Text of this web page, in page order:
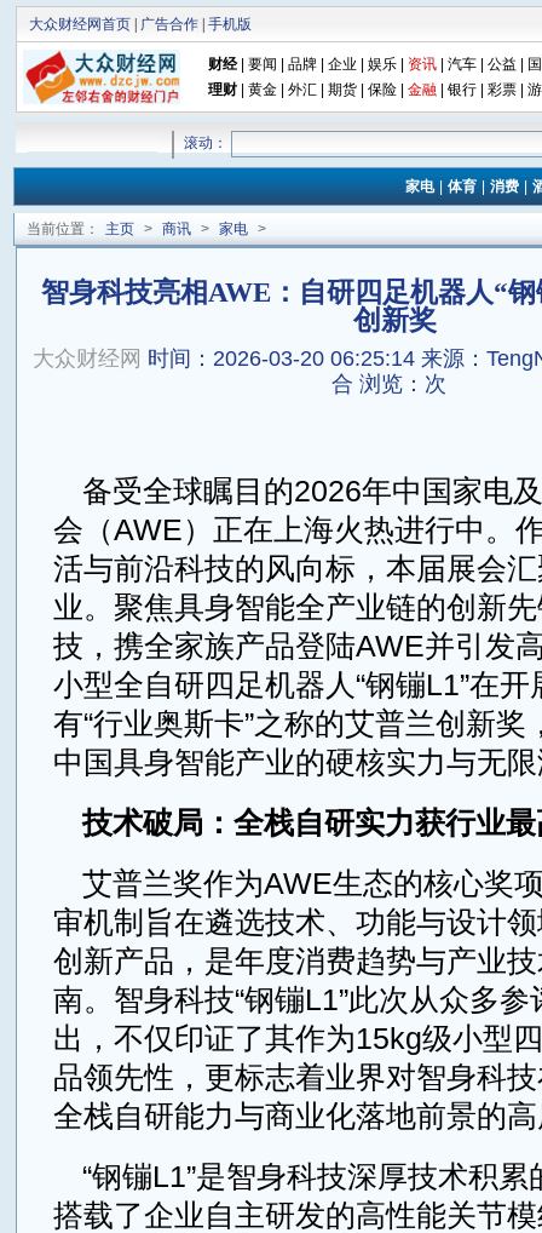
大众财经网首页| 广告合作| 手机版
财经| 要闻 品牌| 企业 娱乐| 资讯| 汽车| 公益
理财| 黄金| 外汇| 期货| 保险| 金融| 银行 彩票|
滚动：
家电|体育|消费|
当前位置： 主页 > 商讯 > 家电 >
智身科技亮相AWE：自研四足机器人“
创新奖
大众财经网 时间：2026-03-20 06:25:14 来源：
合 浏览： 次
备受全球瞩目的2026年中国家电
会（AWE）正在上海火热进行中。
活与前沿科技的风向标，本届展会
业。聚焦具身智能全产业链的创新
技，携全家族产品登陆AWE并引发
小型全自研四足机器人“钢镚L1”在
有“行业奥斯卡”之称的艾普兰创新奖
中国具身智能产业的硬核实力与无
技术破局：全栈自研实力获行业
艾普兰奖作为AWE生态的核心奖
审机制旨在遴选技术、功能与设计
创新产品，是年度消费趋势与产业
南。智身科技“钢镚L1”此次从众多
出，不仅印证了其作为15kg级小型
品领先性，更标志着业界对智身科
全栈自研能力与商业化落地前景的
“钢镚L1”是智身科技深厚技术积
搭载了企业自主研发的高性能关节